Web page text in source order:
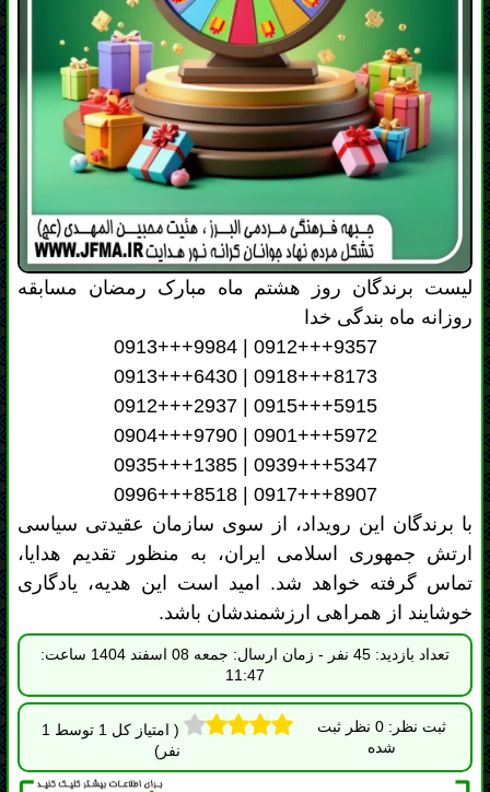
لیست برندگان روز هشتم ماه مبارک رمضان مسابقه
روزانه ماه بندگی خدا
0913+++9984 | 0912+++9357
0913+++6430 | 0918+++8173
0912+++2937 | 0915+++5915
0904+++9790 | 0901+++5972
0935+++1385 | 0939+++5347
0996+++8518 | 0917+++8907
با برندگان این رویداد، از سوی سازمان عقیدتی سیاسی
ارتش جمهوری اسلامی ایران، به منظور تقدیم هدایا،
تماس گرفته خواهد شد. امید است این هدیه، یادگاری
خوشایند از همراهی ارزشمندشان باشد.
11:47
ثبت نظر: 0 نظر ثبت
شده
( امتیاز کل 1 توسط 1
نفر)
بِسْمِ اللَّهِ الرَّحْمٰنِ الرَّحِيمِ
اِلهى عَظُمَ الْبَلاَّءُ وَبَرِحَ الْخَفاَّءُ وَانْكَشَفَ الْغِطاَّءُ وَانْقَطَعَ الرَّجاَّءُ وَضاقَتِ
الاْرْضُ وَمُنِعَتِ السَّماَّءُ واَنْتَ الْمُسْتَعانُ وَاِلَيْكَ الْمُشْتَكى وَعَلَيْكَ الْمُعَوَّلُ